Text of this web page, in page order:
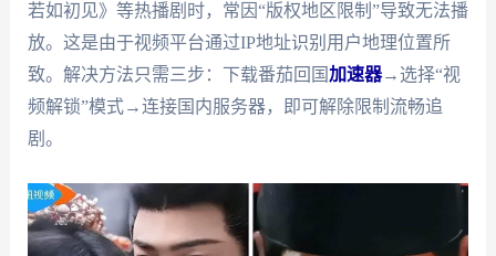
若如初见》等热播剧时，常因“版权地区限制”导致无法播
放。这是由于视频平台通过IP地址识别用户地理位置所
致。解决方法只需三步：下载番茄回国加速器→选择“视
频解锁”模式→连接国内服务器，即可解除限制流畅追
剧。